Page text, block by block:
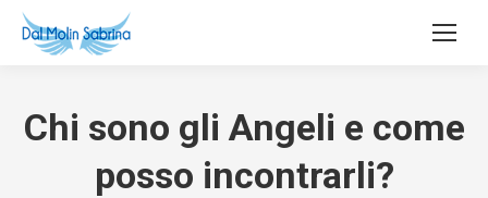
Chi sono gli Angeli e come
posso incontrarli?